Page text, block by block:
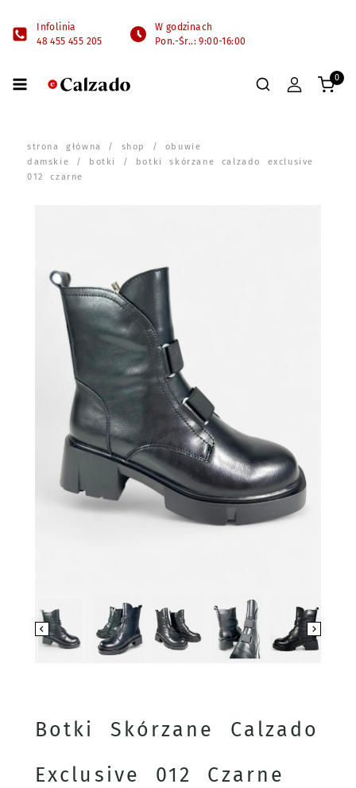
Infolinia
48 455 455 205
W godzinach
Pon.-Śr..: 9:00-16:00
0
strona główna / shop / obuwie
damskie / botki
/ botki skórzane calzado exclusive
012 czarne
Botki Skórzane Calzado
Exclusive 012 Czarne